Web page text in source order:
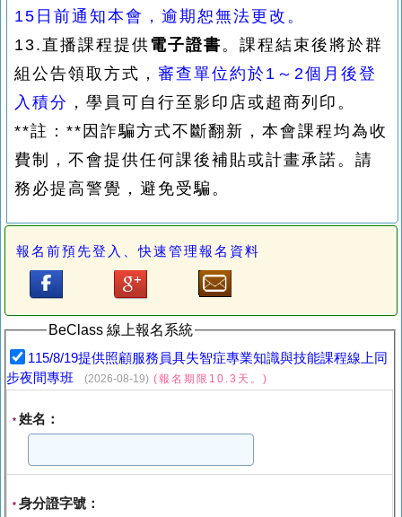
15日前通知本會，逾期恕無法更改 。
13.直播課程提供電子證書 。課程結束後將於群
組公告領取方式， 審查單位約於1～2個月後登
入積分 ，學員可自行至影印店或超商列印。
**註：**因詐騙方式不斷翻新，本會課程均為收
費制，不會提供任何課後補貼或計畫承諾。請
務必提高警覺，避免受騙。
報名前預先登入、快速管理報名資料
BeClass 線上報名系統
115/8/19提供照顧服務員具失智症專業知識與技能課程線上同
步夜間專班
(2026-08-19) (報名期限10.3天。)
* 姓名：
* 身分證字號：